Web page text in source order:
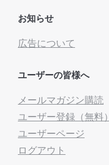
お知らせ
広告について
ユーザーの皆様へ
メールマガジン購読
ユーザー登録（無料）
ユーザーページ
ログアウト